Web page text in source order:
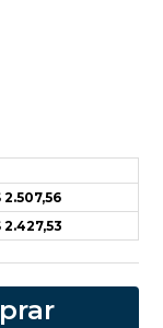
2.507,56
2.427,53